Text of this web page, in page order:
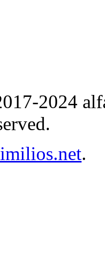
2024
.